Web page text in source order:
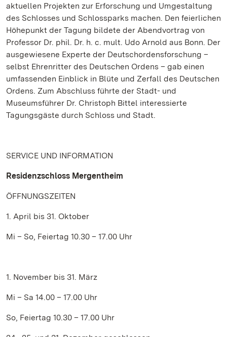
aktuellen Projekten zur Erforschung und Umgestaltung
des Schlosses und Schlossparks machen. Den feierlichen
Höhepunkt der Tagung bildete der Abendvortrag von
Professor Dr. phil. Dr. h. c. mult. Udo Arnold aus Bonn. Der
ausgewiesene Experte der Deutschordensforschung –
selbst Ehrenritter des Deutschen Ordens – gab einen
umfassenden Einblick in Blüte und Zerfall des Deutschen
Ordens. Zum Abschluss führte der Stadt- und
Museumsführer Dr. Christoph Bittel interessierte
Tagungsgäste durch Schloss und Stadt.
SERVICE UND INFORMATION
Residenzschloss Mergentheim
ÖFFNUNGSZEITEN
1. April bis 31. Oktober
Mi – So, Feiertag 10.30 – 17.00 Uhr
1. November bis 31. März
Mi – Sa 14.00 – 17.00 Uhr
So, Feiertag 10.30 – 17.00 Uhr